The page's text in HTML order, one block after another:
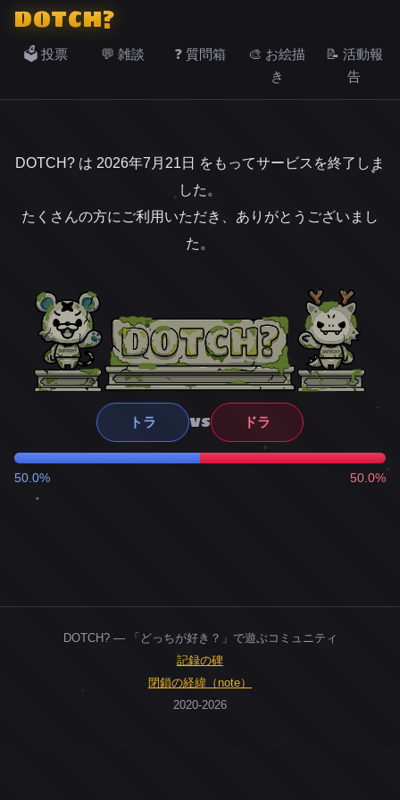
DOTCH?
🗳️ 投票 💬 雑談 ❓ 質問箱
🎨 お絵描
き
📝 活動報
告
DOTCH? は 2026年7月21日 をもってサービスを終了しま
した。
たくさんの方にご利用いただき、ありがとうございまし
た。
トラ VS ドラ
50.0% 50.0%
DOTCH? — 「どっちが好き？」で遊ぶコミュニティ
記録の碑
閉鎖の経緯（note）
2020-2026